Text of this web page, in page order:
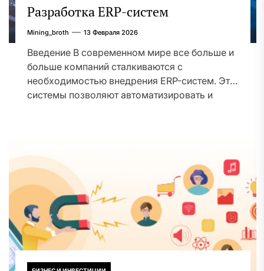
Разработка ERP-систем
Mining_broth 13 Февраля 2026
Введение В современном мире все больше и
больше компаний сталкиваются с
необходимостью внедрения ERP-систем. Эти
системы позволяют автоматизировать и